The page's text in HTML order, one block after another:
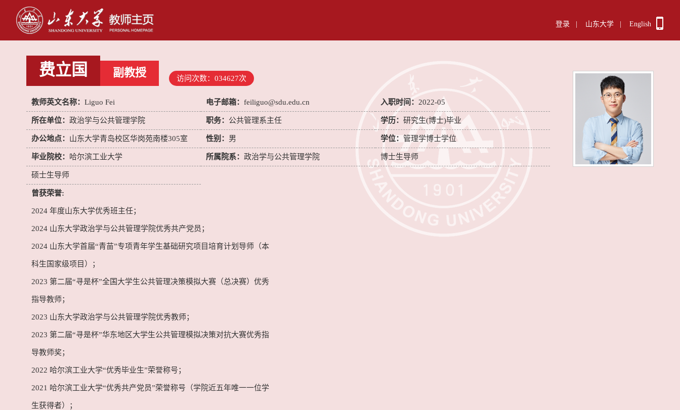
登录 山东大学 English
费立国 副教授 访问次数： 034627次
教师英文名称： Liguo Fei 电子邮箱： feiliguo@sdu.edu.cn 入职时间： 2022-05
所在单位： 政治学与公共管理学院 职务： 公共管理系主任 学历： 研究生(博士)毕业
办公地点： 山东大学青岛校区华岗苑南楼305室 性别： 男 学位： 管理学博士学位
毕业院校： 哈尔滨工业大学 所属院系： 政治学与公共管理学院 博士生导师
硕士生导师
曾获荣誉:
2024 年度山东大学优秀班主任；
2024 山东大学政治学与公共管理学院优秀共产党员；
2024 山东大学首届“青苗”专项青年学生基础研究项目培育计划导师（本
科生国家级项目）；
2023 第二届“寻是杯”全国大学生公共管理决策模拟大赛（总决赛）优秀
指导教师；
2023 山东大学政治学与公共管理学院优秀教师；
2023 第二届“寻是杯”华东地区大学生公共管理模拟决策对抗大赛优秀指
导教师奖；
2022 哈尔滨工业大学“优秀毕业生”荣誉称号；
2021 哈尔滨工业大学“优秀共产党员”荣誉称号（学院近五年唯一一位学
生获得者）；